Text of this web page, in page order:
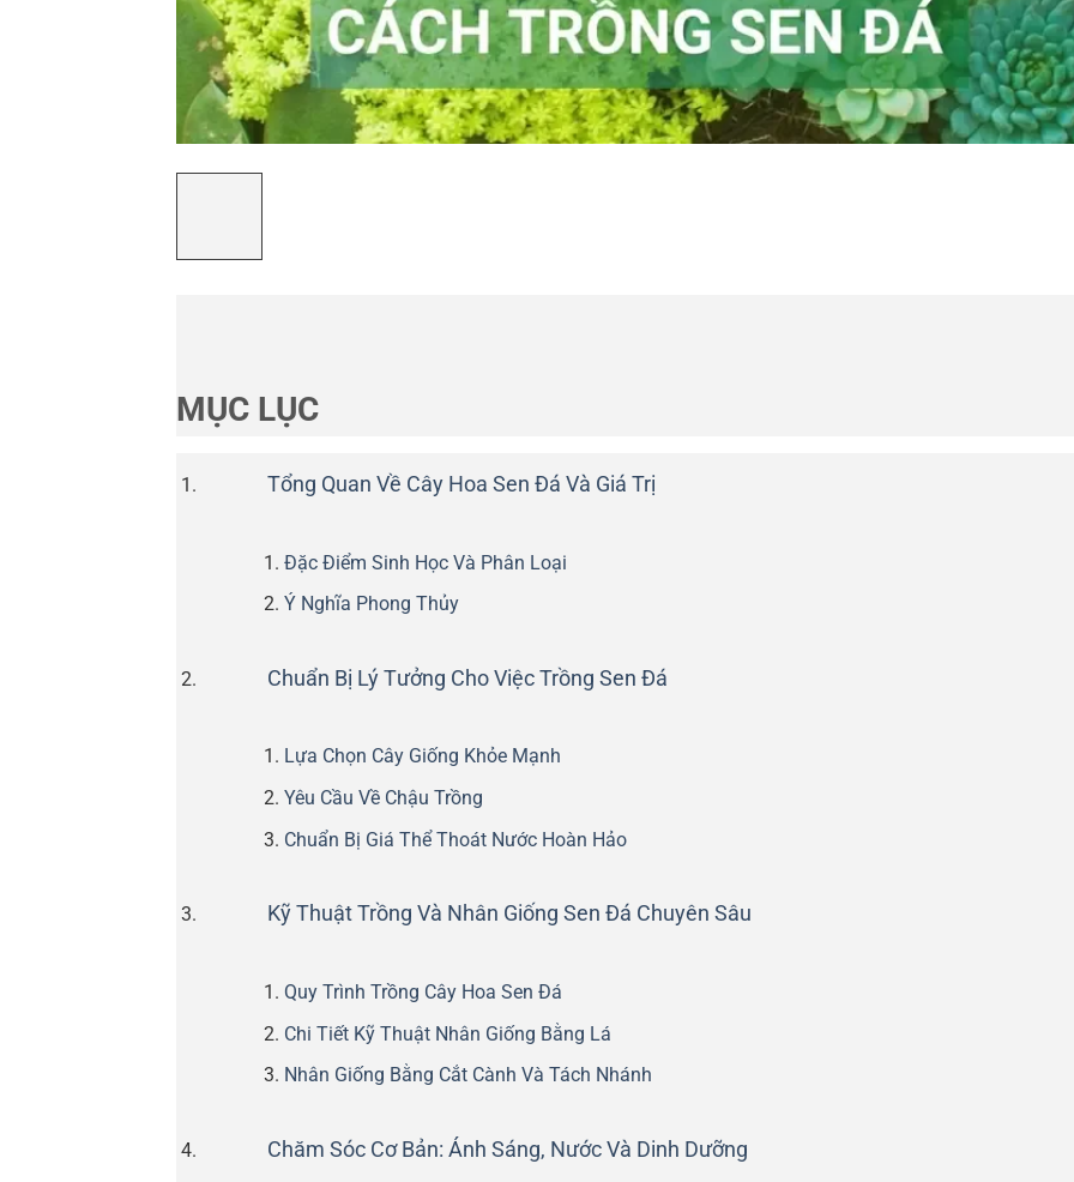
MỤC LỤC
Tổng Quan Về Cây Hoa Sen Đá Và Giá Trị
Đặc Điểm Sinh Học Và Phân Loại
Ý Nghĩa Phong Thủy
Chuẩn Bị Lý Tưởng Cho Việc Trồng Sen Đá
Lựa Chọn Cây Giống Khỏe Mạnh
Yêu Cầu Về Chậu Trồng
Chuẩn Bị Giá Thể Thoát Nước Hoàn Hảo
Kỹ Thuật Trồng Và Nhân Giống Sen Đá Chuyên Sâu
Quy Trình Trồng Cây Hoa Sen Đá
Chi Tiết Kỹ Thuật Nhân Giống Bằng Lá
Nhân Giống Bằng Cắt Cành Và Tách Nhánh
Chăm Sóc Cơ Bản: Ánh Sáng, Nước Và Dinh Dưỡng